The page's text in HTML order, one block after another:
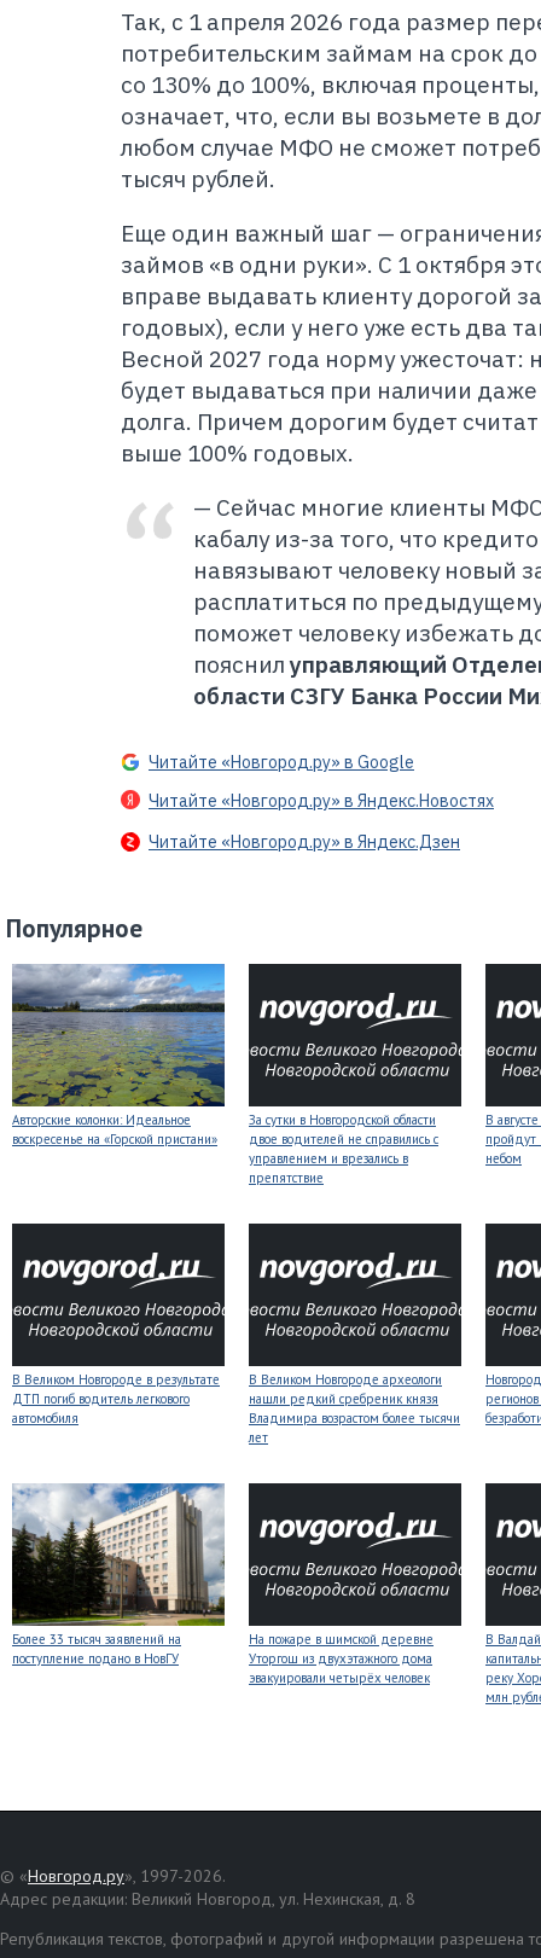
Так, с 1 апреля 2026 года размер
потребительским займам на срок
со 130% до 100%, включая
означает, что, если вы возьмете в
любом случае МФО не сможет
тысяч рублей.
Еще один важный шаг —
займов «в одни руки». С 1 октября
вправе выдавать клиенту дорогой
годовых), если у него уже есть два
Весной 2027 года норму ужесточат:
будет выдаваться при наличии
долга. Причем дорогим будет
выше 100% годовых.
— Сейчас многие клиенты
кабалу из-за того, что
навязывают человеку новый
расплатиться по
поможет человеку избежать
пояснилуправляющий
области СЗГУ Банка России
Читайте «Новгород.ру» в Google
Читайте «Новгород.ру» в Яндекс.Новостях
Читайте «Новгород.ру» в Яндекс.Дзен
Популярное
Авторские колонки: Идеальное
воскресенье на «Горской пристани»
За сутки в Новгородской области
двое водителей не справились с
управлением и врезались в
препятствие
В
небом
В Великом Новгороде в результате
ДТП погиб водитель легкового
автомобиля
В Великом Новгороде археологи
нашли редкий сребреник князя
Владимира возрастом более тысячи
лет
Более 33 тысяч заявлений на
поступление подано в НовГУ
На пожаре в шимской деревне
Уторгош из двухэтажного дома
эвакуировали четырёх человек
В
реку
млн
© «Новгород.ру», 1997-2026.
Адрес редакции: Великий Новгород, ул. Нехинская, д. 8
Републикация текстов, фотографий и другой информации разрешена